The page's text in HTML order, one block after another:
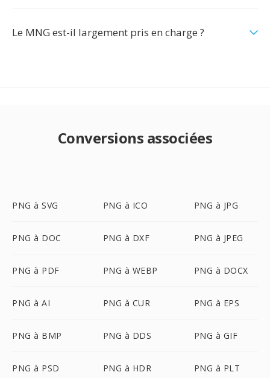
Le MNG est-il largement pris en charge ?
Conversions associées
PNG à SVG PNG à ICO PNG à JPG
PNG à DOC PNG à DXF PNG à JPEG
PNG à PDF PNG à WEBP PNG à DOCX
PNG à AI PNG à CUR PNG à EPS
PNG à BMP PNG à DDS PNG à GIF
PNG à PSD PNG à HDR PNG à PLT